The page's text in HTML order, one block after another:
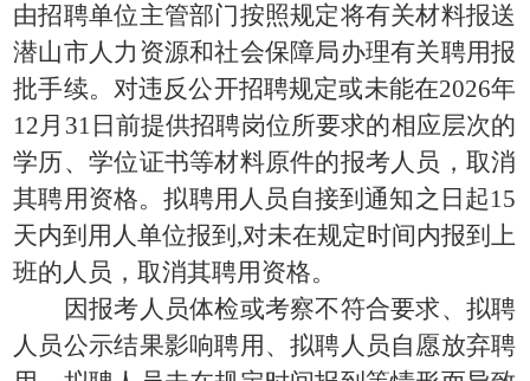
由招聘单位主管部门按照规定将有关材料报送
潜山市人力资源和社会保障局办理有关聘用报
批手续。对违反公开招聘规定或未能在2026年
12月31日前提供招聘岗位所要求的相应层次的
学历、学位证书等材料原件的报考人员，取消
其聘用资格。拟聘用人员自接到通知之日起15
天内到用人单位报到,对未在规定时间内报到上
班的人员，取消其聘用资格。
因报考人员体检或考察不符合要求、拟聘
人员公示结果影响聘用、拟聘人员自愿放弃聘